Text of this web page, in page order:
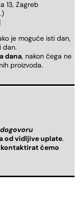
13, Zagreb
je moguće isti dan,
dan.
dana, nakon čega ne
proizvoda.
od vidljive uplate.
kontaktirat ćemo